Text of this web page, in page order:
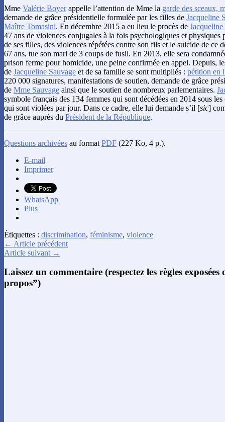
Mme Valérie Boyerappelle l’attention de Mme la garde des sceaux,
demande de grâce présidentielle formulée par les filles de Jacqueline
Maître Tomasini. En décembre 2015 a eu lieu le procès de Jacqueline
47 ans de violences conjugales à la fois psychologiques et physiques
de ses filles, des violences répétées contre son fils et le suicide de ce
67 ans, tue son mari de 3 coups de fusil. En 2013, elle sera
prison ferme pour homicide, une peine confirmée en appel. Depuis,
de Jacqueline Sauvage et de sa famille se sont multipliés : pétition en
220 000 signatures, manifestations de soutien, demande de grâce
de Mme Sauvage ainsi que le soutien de nombreux parlementaires.
symbole français des 134 femmes qui sont décédées en 2014 sous
qui sont violées par jour. Dans ce cadre, elle lui demande s’il [sic]
de grâce auprès du Président de la République.
Questions archivées au format PDF (227 Ko, 4 p.).
E-mail
Imprimer
WhatsApp
Plus
Étiquettes : discrimination, féminisme, violence
← Article précédent
Article suivant →
Laissez un commentaire (respectez les règles
propos”)